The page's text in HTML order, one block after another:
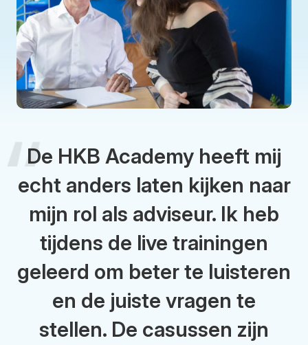
De HKB Academy heeft mij
echt anders laten kijken naar
mijn rol als adviseur. Ik heb
tijdens de live trainingen
geleerd om beter te luisteren
en de juiste vragen te
stellen. De casussen zijn